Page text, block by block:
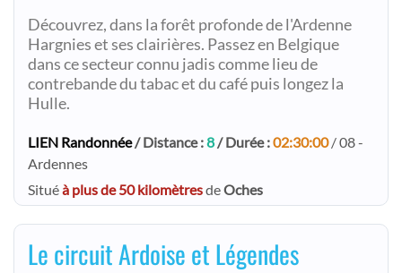
Découvrez, dans la forêt profonde de l'Ardenne
Hargnies et ses clairières. Passez en Belgique
dans ce secteur connu jadis comme lieu de
contrebande du tabac et du café puis longez la
Hulle.
LIEN Randonnée/ Distance :8/ Durée :02:30:00/ 08 -
Ardennes
Situéà plus de 50 kilomètresdeOches
Le circuit Ardoise et Légendes